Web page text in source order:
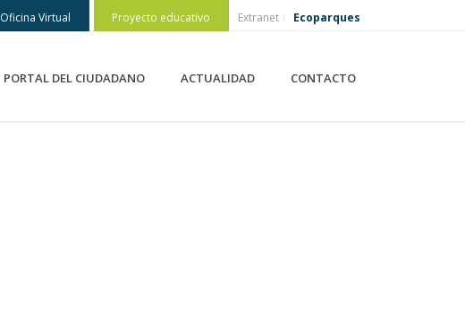
Oficina Virtual Proyecto educativo Extranet Ecoparques
PORTAL DEL CIUDADANO ACTUALIDAD CONTACTO